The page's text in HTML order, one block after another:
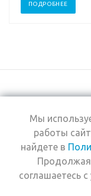
ПОДРОБНЕЕ
+7 (495) 969-
2026 © Интернет-
магазин Estel
Мы
работы
найдете в
Продолжая
соглашаетесь